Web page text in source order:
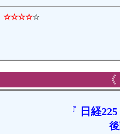
☆☆☆☆☆
《
『 日経